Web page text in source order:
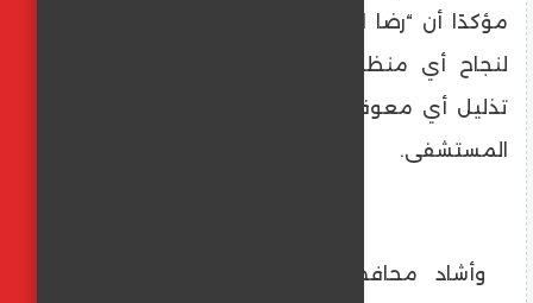
مؤكدًا أن “رضا المواطن هو المعيار الحقيقي
لنجاح أي منظومة صحية”، وموجهًا بضرورة
تذليل أي معوقات قد تواجه المترددين على
المستشفى.
وأشاد محافظ المنيا بالمستوى المتميز